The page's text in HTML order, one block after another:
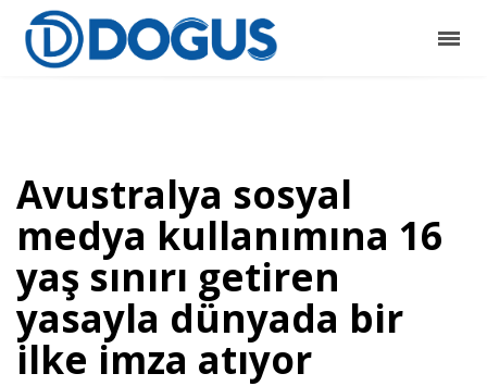
Avustralya sosyal
medya kullanımına 16
yaş sınırı getiren
yasayla dünyada bir
ilke imza atıyor